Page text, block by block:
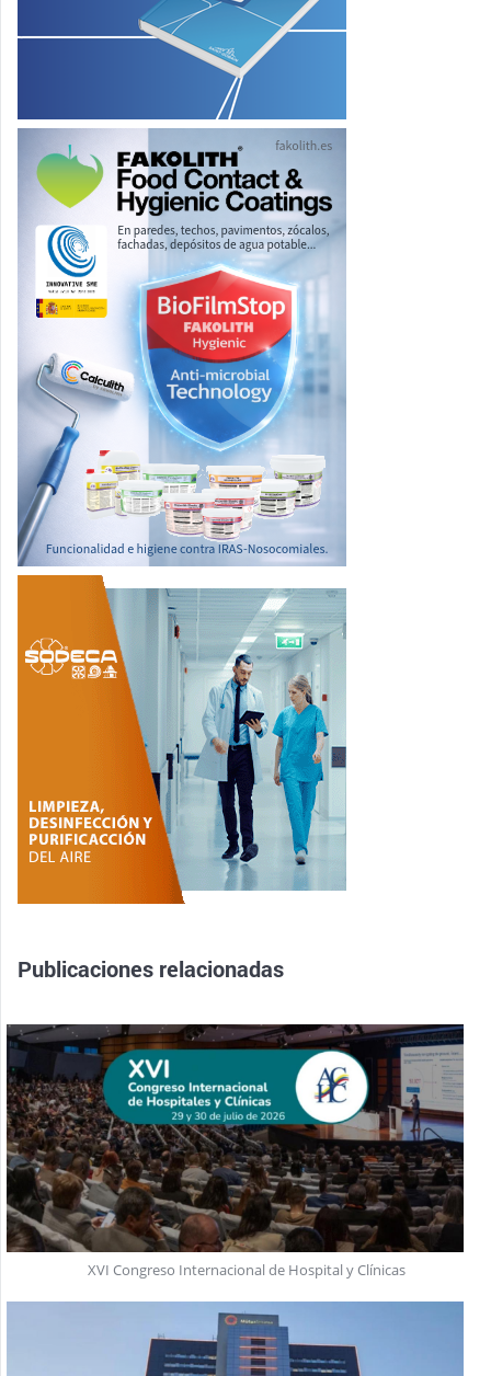
Publicaciones relacionadas
XVI Congreso Internacional de Hospital y Clínicas